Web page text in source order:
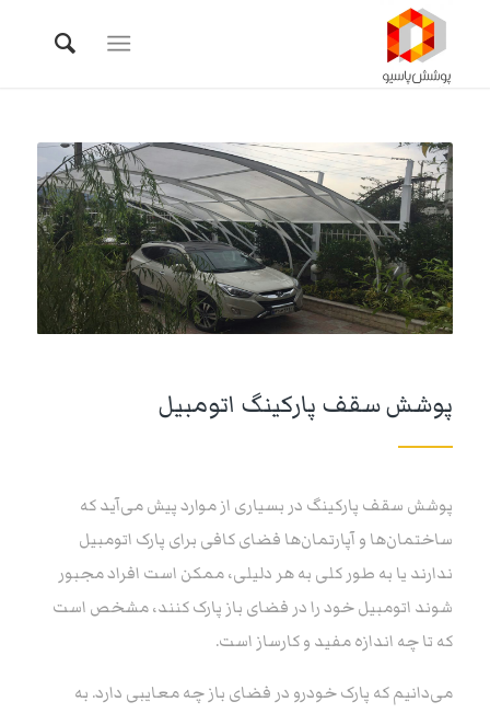
پوشش سقف پارکینگ اتومبیل
پوشش سقف پارکینگ در بسیاری از موارد پیش می‌آید که
ساختمان‌ها و آپارتمان‌ها فضای کافی برای پارک اتومبیل
ندارند یا به طور کلی به هر دلیلی، ممکن است افراد مجبور
شوند اتومبیل خود را در فضای باز پارک کنند، مشخص است
که تا چه اندازه مفید و کارساز است.
می‌دانیم که پارک خودرو در فضای باز چه معایبی دارد. به